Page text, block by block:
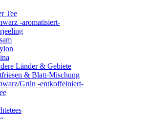
Tee
-aromatisiert-
Länder & Gebiete
& Blatt-Mischung
Grün -entkoffeiniert-